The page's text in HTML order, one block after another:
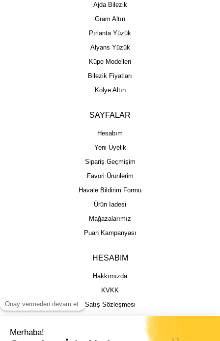
Ajda Bilezik
Gram Altın
Pırlanta Yüzük
Alyans Yüzük
Küpe Modelleri
Bilezik Fiyatları
Kolye Altın
SAYFALAR
Hesabım
Yeni Üyelik
Sipariş Geçmişim
Favori Ürünlerim
Havale Bildirim Formu
Ürün İadesi
Mağazalarımız
Puan Kampanyası
HESABIM
Hakkımızda
KVKK
Satış Sözleşmesi